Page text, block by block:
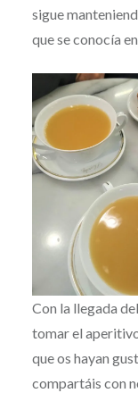
sigue
que se conocía
Con la llegada
tomar el
que os hayan
compartáis con